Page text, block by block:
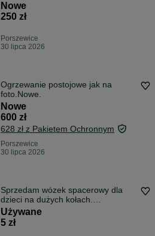
Nowe
250 zł
Porszewice
30 lipca 2026
Ogrzewanie postojowe jak na
foto.Nowe.
Nowe
600 zł
628 zł z Pakietem Ochronnym
Porszewice
30 lipca 2026
Sprzedam wózek spacerowy dla
dzieci na dużych kołach.
Zapraszam
Używane
5 zł